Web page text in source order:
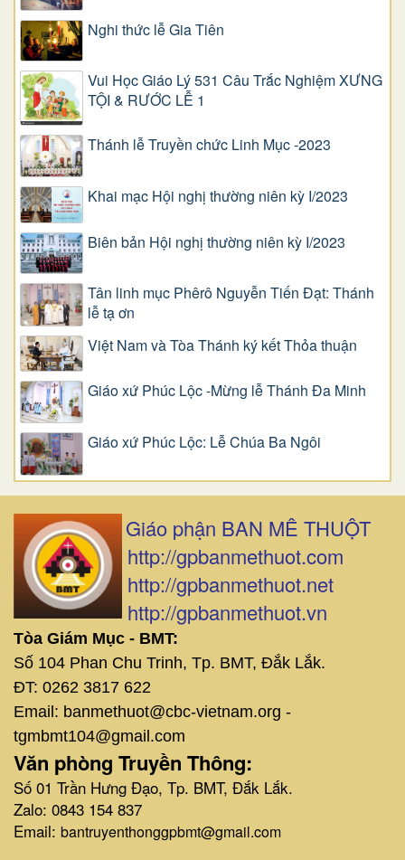
Nghi thức lễ Gia Tiên
Vui Học Giáo Lý 531 Câu Trắc Nghiệm XƯNG
TỘI & RƯỚC LỄ 1
Thánh lễ Truyền chức Linh Mục -2023
Khai mạc Hội nghị thường niên kỳ I/2023
Biên bản Hội nghị thường niên kỳ I/2023
Tân linh mục Phêrô Nguyễn Tiến Đạt: Thánh
lễ tạ ơn
Việt Nam và Tòa Thánh ký kết Thỏa thuận
Giáo xứ Phúc Lộc -Mừng lễ Thánh Đa Minh
Giáo xứ Phúc Lộc: Lễ Chúa Ba Ngôi
Giáo phận BAN MÊ THUỘT
http://gpbanmethuot.com
http://gpbanmethuot.net
http://gpbanmethuot.vn
Tòa Giám Mục - BMT:
Số 104 Phan Chu Trinh, Tp. BMT, Đắk Lắk.
ĐT: 0262 3817 622
Email: banmethuot@cbc-vietnam.org -
tgmbmt104@gmail.com
Văn phòng Truyền Thông:
Số 01 Trần Hưng Đạo, Tp. BMT, Đắk Lắk.
Zalo: 0843 154 837
Email: bantruyenthonggpbmt@gmail.com